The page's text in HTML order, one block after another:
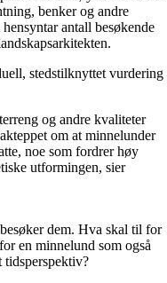
benker og andre
antall besøkende
stedstilknyttet vurdering
og andre kvaliteter
om at minnelunder
noe som fordrer høy
utformingen, sier
dem. Hva skal til for
en minnelund som også
tidsperspektiv?